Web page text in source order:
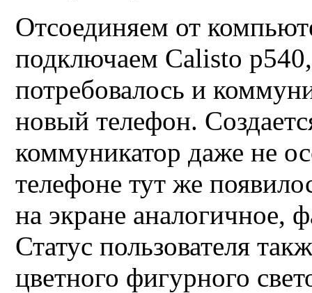
Отсоединяем от
подключаем Calisto p540
потребовалось и
новый телефон.
коммуникатор даже не
телефоне тут же
на экране аналогичное,
Статус пользователя
цветного фигурного